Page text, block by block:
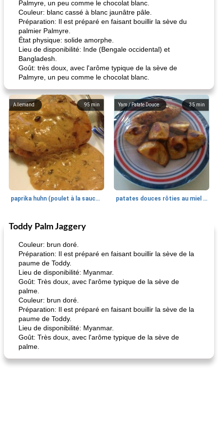
Palmyre, un peu comme le chocolat blanc.
Couleur: blanc cassé à blanc jaunâtre pâle.
Préparation: Il est préparé en faisant bouillir la sève du
palmier Palmyre.
État physique: solide amorphe.
Lieu de disponibilité: Inde (Bengale occidental) et
Bangladesh.
Goût: très doux, avec l'arôme typique de la sève de
Palmyre, un peu comme le chocolat blanc.
95 min
Allemand
paprika huhn (poulet à la sauce paprika).
35 min
Yam / Patate Douce
patates douces rôties au miel / kumara
25
Petit déjeuner et brunch
Toddy Palm Jaggery
Couleur: brun doré.
Préparation: Il est préparé en faisant bouillir la sève de la
paume de Toddy.
Lieu de disponibilité: Myanmar.
Goût: Très doux, avec l'arôme typique de la sève de
palme.
Couleur: brun doré.
Préparation: Il est préparé en faisant bouillir la sève de la
paume de Toddy.
Lieu de disponibilité: Myanmar.
Goût: Très doux, avec l'arôme typique de la sève de
palme.